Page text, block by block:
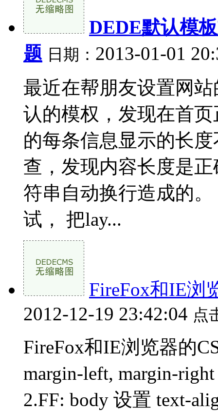
DEDE默认模
题 日期： 2013-01-01
最近在帮朋友设置网
认的模权，发现在首
的每条信息显示的长
查，发现内容长度是
符串自动换行造成的
试， 把lay...
FireFox和IE浏
2012-12-19 23:42:04 点
FireFox和IE浏览器的
margin-left, margin-
2.FF: body 设置 text-